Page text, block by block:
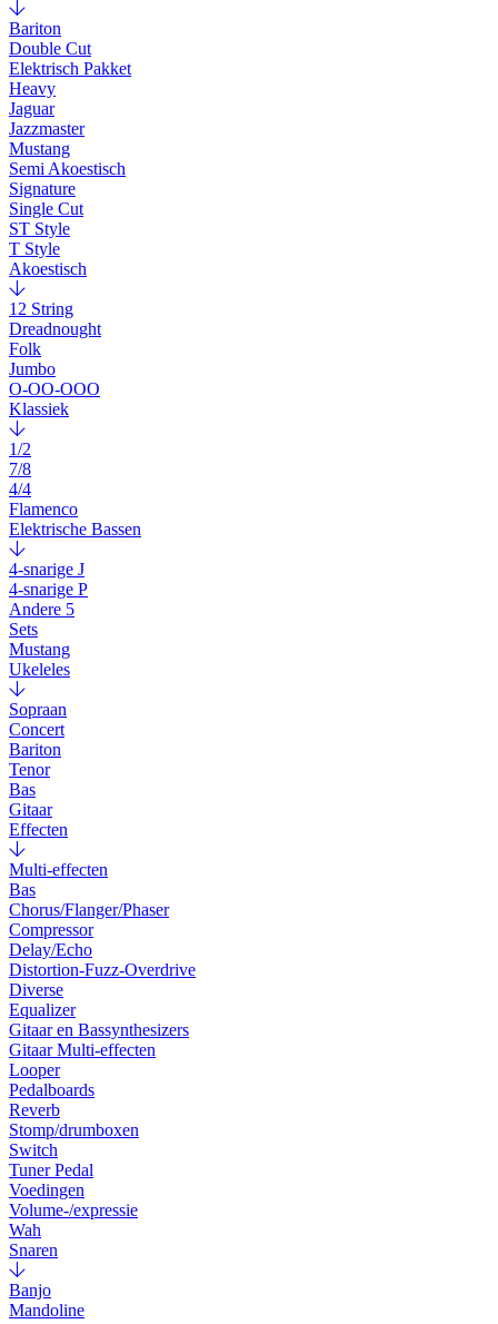
Bariton
Double Cut
Elektrisch Pakket
Heavy
Jaguar
Jazzmaster
Mustang
Semi Akoestisch
Signature
Single Cut
ST Style
T Style
Akoestisch
12 String
Dreadnought
Folk
Jumbo
O-OO-OOO
Klassiek
1/2
7/8
4/4
Flamenco
Elektrische Bassen
4-snarige J
4-snarige P
Andere 5
Sets
Mustang
Ukeleles
Sopraan
Concert
Bariton
Tenor
Bas
Gitaar
Effecten
Multi-effecten
Bas
Chorus/Flanger/Phaser
Compressor
Delay/Echo
Distortion-Fuzz-Overdrive
Diverse
Equalizer
Gitaar en Bassynthesizers
Gitaar Multi-effecten
Looper
Pedalboards
Reverb
Stomp/drumboxen
Switch
Tuner Pedal
Voedingen
Volume-/expressie
Wah
Snaren
Banjo
Mandoline